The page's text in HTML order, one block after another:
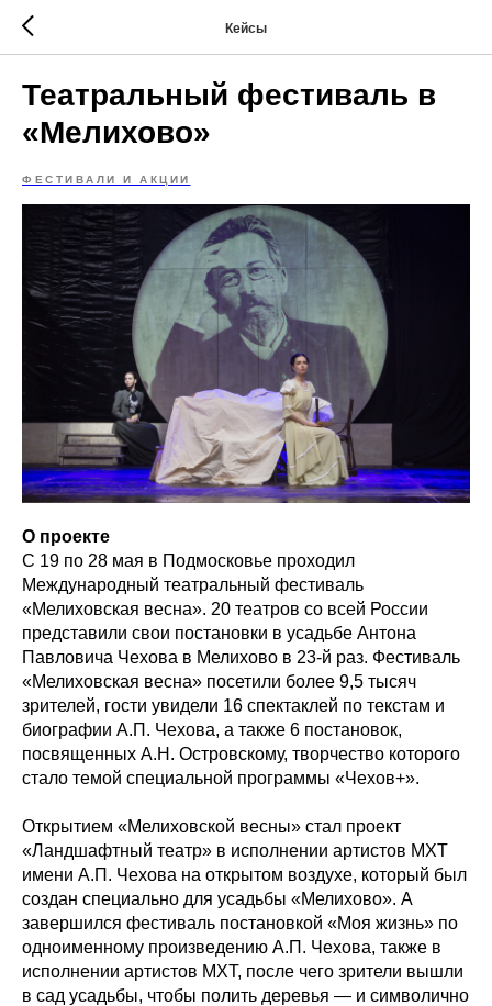
Кейсы
Театральный фестиваль в
«Мелихово»
ФЕСТИВАЛИ И АКЦИИ
О проекте
С 19 по 28 мая в Подмосковье проходил
Международный театральный фестиваль
«Мелиховская весна». 20 театров со всей России
представили свои постановки в усадьбе Антона
Павловича Чехова в Мелихово в 23-й раз. Фестиваль
«Мелиховская весна» посетили более 9,5 тысяч
зрителей, гости увидели 16 спектаклей по текстам и
биографии А.П. Чехова, а также 6 постановок,
посвященных А.Н. Островскому, творчество которого
стало темой специальной программы «Чехов+».
Открытием «Мелиховской весны» стал проект
«Ландшафтный театр» в исполнении артистов МХТ
имени А.П. Чехова на открытом воздухе, который был
создан специально для усадьбы «Мелихово». А
завершился фестиваль постановкой «Моя жизнь» по
одноименному произведению А.П. Чехова, также в
исполнении артистов МХТ, после чего зрители вышли
в сад усадьбы, чтобы полить деревья — и символично